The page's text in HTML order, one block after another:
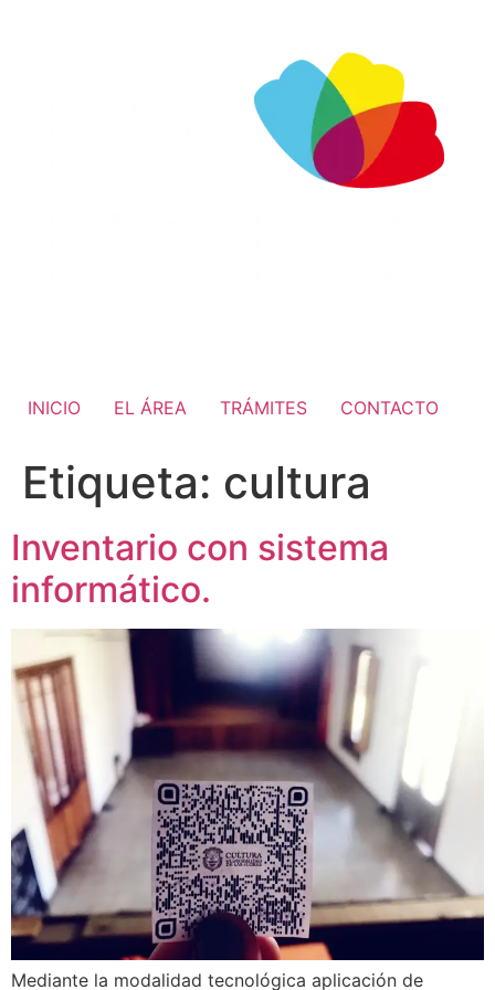
INICIO EL ÁREA TRÁMITES CONTACTO
Etiqueta: cultura
Inventario con sistema
informático.
Mediante la modalidad tecnológica aplicación de